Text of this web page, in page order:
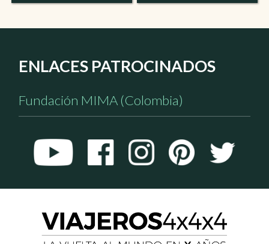
ENLACES PATROCINADOS
Fundación MIMA (Colombia)